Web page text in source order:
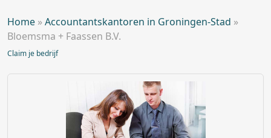
Home »Accountantskantoren in Groningen-Stad »
Bloemsma + Faassen B.V.
Claim je bedrijf